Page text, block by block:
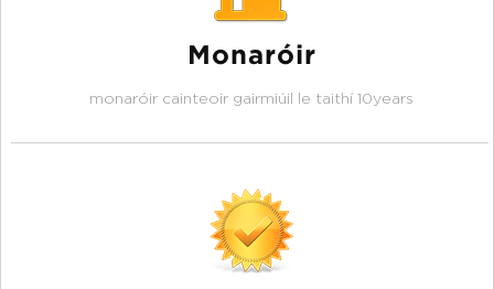
Monaróir
monaróir cainteoir gairmiúil le taithí 10years